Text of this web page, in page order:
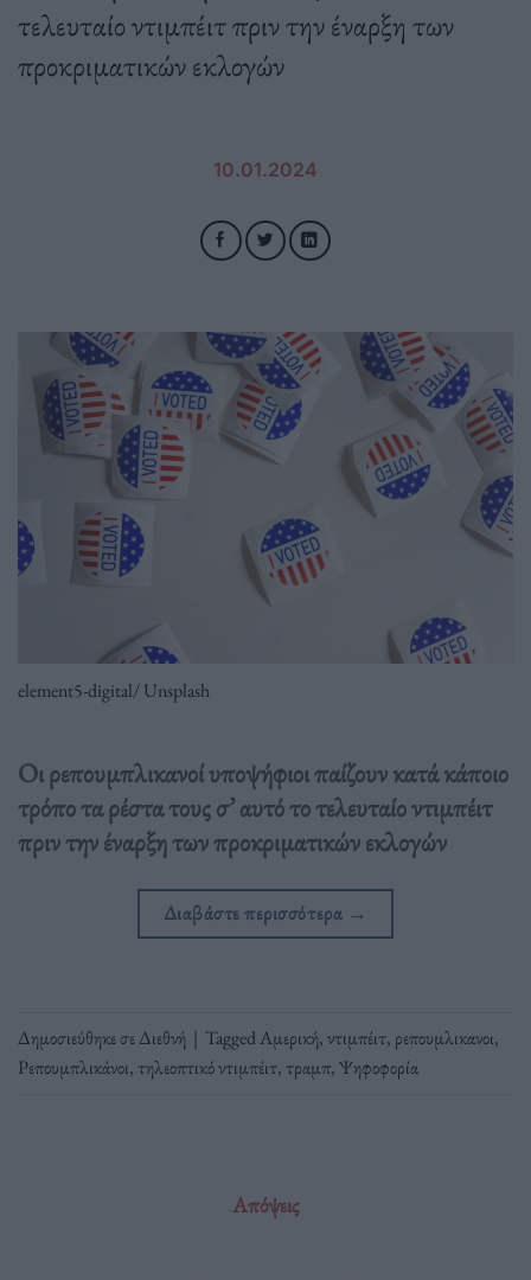
τελευταίο ντιμπέιτ πριν την έναρξη των
προκριματικών εκλογών
10.01.2024
element5-digital/ Unsplash
Οι ρεπουμπλικανοί υποψήφιοι παίζουν κατά κάποιο
τρόπο τα ρέστα τους σ’ αυτό το τελευταίο ντιμπέιτ
πριν την έναρξη των προκριματικών εκλογών
Διαβάστε περισσότερα →
Δημοσιεύθηκε σεΔιεθνή | TaggedΑμερική,ντιμπέιτ, ρεπουμλικανοι,
Ρεπουμπλικάνοι,τηλεοπτικό ντιμπέιτ,τραμπ,Ψηφοφορία
Απόψεις